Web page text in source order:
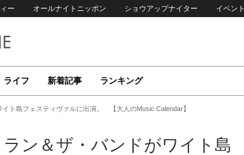
ー オールナイトニッポン ショウアップナイター イベント
ライフ 新着記事 ランキング
ト島フェスティヴァルに出演。 【大人のMusic Calendar】
ン＆ザ・バンドがワイト島